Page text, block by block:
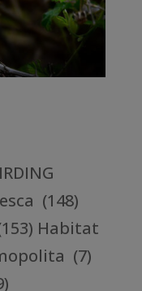
(148)
Habitat
(7)